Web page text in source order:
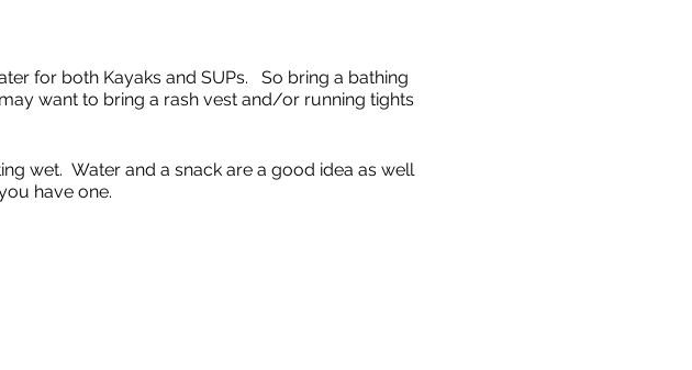
for both Kayaks and SUPs. So bring a bathing
want to bring a rash vest and/or running tights
wet. Water and a snack are a good idea as well
have one.